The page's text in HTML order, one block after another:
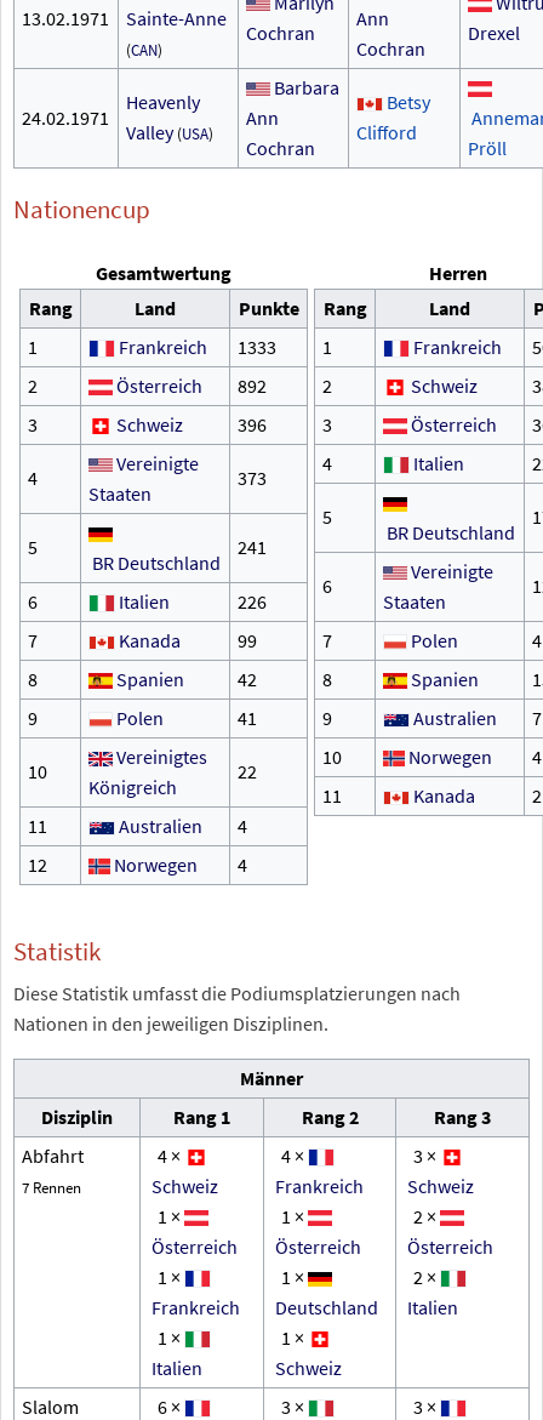
13.02.1971 Sainte-Anne
(CAN)
Cochran
Ann
Cochran
Drexel
24.02.1971
Heavenly
Valley (USA)
Barbara
Ann
Cochran
Betsy
Clifford
Pröll
Nationencup
Gesamtwertung
Rang
Land
Punkte
1
Frankreich
1333
2
Österreich
892
3
Schweiz 396
4
Vereinigte
Staaten
373
5
BR Deutschland
241
6 Italien
226
7
Kanada
99
8
Spanien
42
9
Polen 41
10
Vereinigtes
Königreich
22
11 Australien
4
12
Norwegen 4
Herren
Rang
Land
1
Frankreich
2
Schweiz
3
Österreich
4
Italien
5
BR Deutschland
6
Vereinigte
Staaten
7 Polen
8
Spanien
9
Australien
7
10
Norwegen
4
11
Kanada 2
Statistik
Diese Statistik umfasst die Podiumsplatzierungen nach
Nationen in den jeweiligen Disziplinen.
Männer
Disziplin
Rang 1 Rang 2
Rang 3
Abfahrt
7 Rennen
4 ×
Schweiz
1 ×
Österreich
1 ×
Frankreich
1 ×
Italien
4 ×
Frankreich
1 ×
Österreich
1 ×
Deutschland
1 ×
Schweiz
3 ×
Schweiz
2 ×
Österreich
2 ×
Italien
Slalom
6 ×
3 ×
3 ×